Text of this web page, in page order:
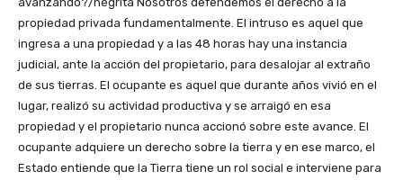
propiedad privada fundamentalmente. El intruso es aquel que
ingresa a una propiedad y a las 48 horas hay una instancia
judicial, ante la acción del propietario, para desalojar al extraño
de sus tierras. El ocupante es aquel que durante años vivió en el
lugar, realizó su actividad productiva y se arraigó en esa
propiedad y el propietario nunca accionó sobre este avance. El
ocupante adquiere un derecho sobre la tierra y en ese marco, el
Estado entiende que la Tierra tiene un rol social e interviene para